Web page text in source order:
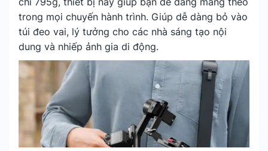
trong mọi chuyến hành trình. Giúp dễ dàng bỏ vào
túi đeo vai, lý tưởng cho các nhà sáng tạo nội
dung và nhiếp ảnh gia di động.